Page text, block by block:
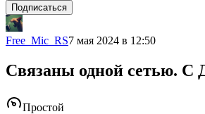
Подписаться
Free_Mic_RS7 мая 2024 в 12:50
Связаны одной сетью. С
Простой